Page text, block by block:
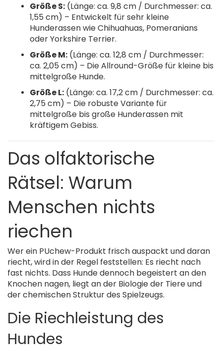
Größe S: (Länge: ca. 9,8 cm / Durchmesser: ca.
1,55 cm) – Entwickelt für sehr kleine
Hunderassen wie Chihuahuas, Pomeranians
oder Yorkshire Terrier.
Größe M: (Länge: ca. 12,8 cm / Durchmesser:
ca. 2,05 cm) – Die Allround-Größe für kleine bis
mittelgroße Hunde.
Größe L: (Länge: ca. 17,2 cm / Durchmesser: ca.
2,75 cm) – Die robuste Variante für
mittelgroße bis große Hunderassen mit
kräftigem Gebiss.
Das olfaktorische
Rätsel: Warum
Menschen nichts
riechen
Wer ein PUchew-Produkt frisch auspackt und daran
riecht, wird in der Regel feststellen: Es riecht nach
fast nichts. Dass Hunde dennoch begeistert an den
Knochen nagen, liegt an der Biologie der Tiere und
der chemischen Struktur des Spielzeugs.
Die Riechleistung des
Hundes